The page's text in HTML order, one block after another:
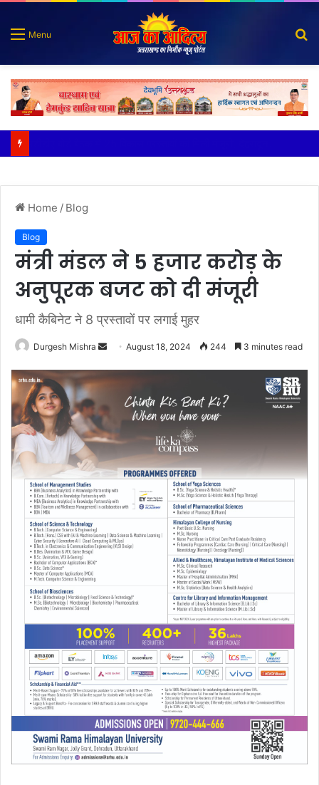
Menu
Home / Blog
Blog
मंत्री मंडल ने 5 हजार करोड़ के
अनुपूरक बजट को दी मंजूरी
धामी कैबिनेट ने 8 प्रस्तावों पर लगाई मुहर
Durgesh Mishra
Send
email
August 18, 2024 244 3 minutes read